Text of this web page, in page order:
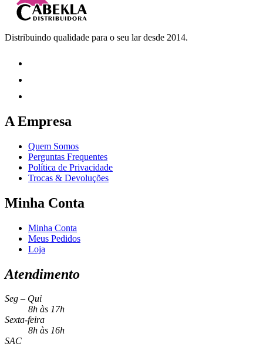
Distribuindo qualidade para o seu lar desde 2014.
A Empresa
Quem Somos
Perguntas Frequentes
Política de Privacidade
Trocas & Devoluções
Minha Conta
Minha Conta
Meus Pedidos
Loja
Atendimento
Seg – Qui
8h às 17h
Sexta-feira
8h às 16h
SAC